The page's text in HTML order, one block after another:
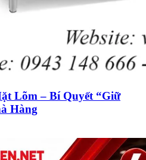
Lõm – Bí Quyết “Giữ
Hàng